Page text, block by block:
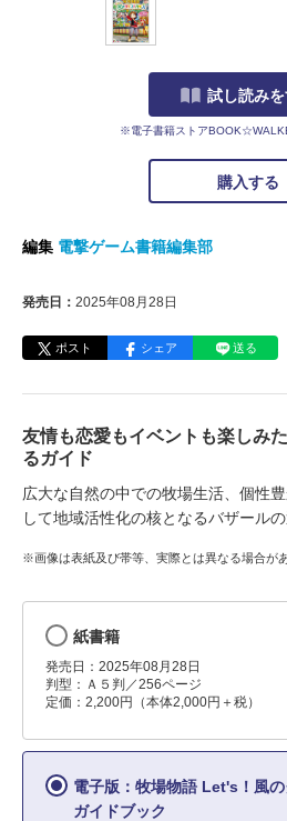
試し読み
※電子書籍ストア
購入する
編集 電撃ゲーム書籍編集部
発売日： 2025年08月28日
ポスト シェア 送る
友情も恋愛もイベントも楽しみ
るガイド
広大な自然の中での牧場生活、個性
して地域活性化の核となるバザール
※画像は表紙及び帯等、実際とは異なる場合があ
紙書籍
発売日：2025年08月28日
判型：Ａ５判／256ページ
定価：2,200円（本体2,000円＋税）
電子版：牧場物語 Let's！風
ガイドブック